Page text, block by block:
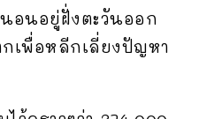
อนอยู่ฝั่งตะวันออก
เพื่อหลีกเลี่ยงปัญหา